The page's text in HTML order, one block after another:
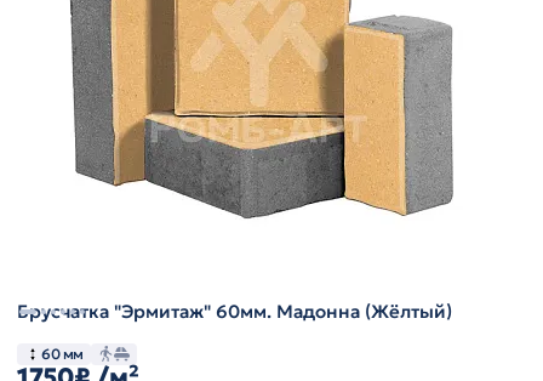
Брусчатка "Эрмитаж" 60мм. Мадонна (Жёлтый)
60 мм